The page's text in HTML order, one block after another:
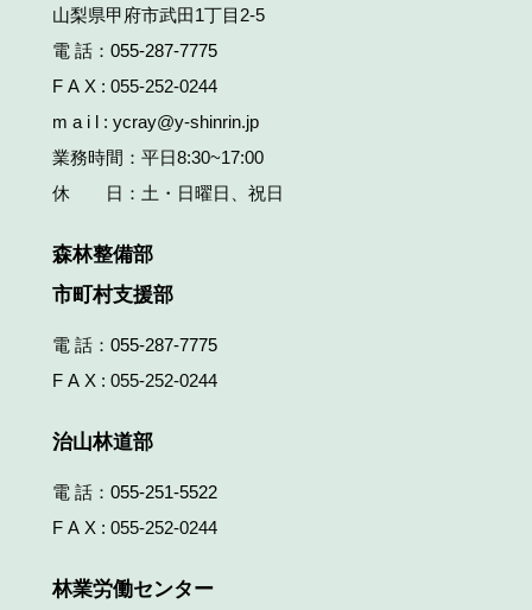
山梨県甲府市武田1丁目2‐5
電 話： 055-287-7775
F A X : 055-252-0244
m a i l : ycray@y-shinrin.jp
業務時間：平日8:30~17:00
休 日：土・日曜日、祝日
森林整備部
市町村支援部
電 話： 055-287-7775
F A X : 055-252-0244
治山林道部
電 話： 055-251-5522
F A X : 055-252-0244
林業労働センター